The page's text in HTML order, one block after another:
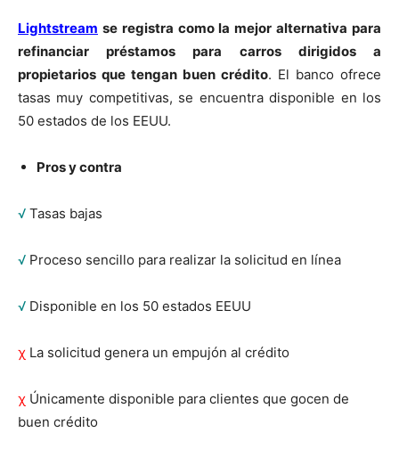
Lightstream se registra como la mejor alternativa para
refinanciar préstamos para carros dirigidos a
propietarios que tengan buen crédito. El banco ofrece
tasas muy competitivas, se encuentra disponible en los
50 estados de los EEUU.
Pros y contra
√ Tasas bajas
√ Proceso sencillo para realizar la solicitud en línea
√ Disponible en los 50 estados EEUU
χ La solicitud genera un empujón al crédito
χ Únicamente disponible para clientes que gocen de
buen crédito